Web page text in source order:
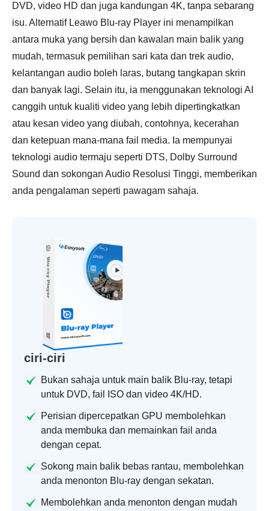
DVD, video HD dan juga kandungan 4K, tanpa sebarang
isu. Alternatif Leawo Blu-ray Player ini menampilkan
antara muka yang bersih dan kawalan main balik yang
mudah, termasuk pemilihan sari kata dan trek audio,
kelantangan audio boleh laras, butang tangkapan skrin
dan banyak lagi. Selain itu, ia menggunakan teknologi AI
canggih untuk kualiti video yang lebih dipertingkatkan
atau kesan video yang diubah, contohnya, kecerahan
dan ketepuan mana-mana fail media. Ia mempunyai
teknologi audio termaju seperti DTS, Dolby Surround
Sound dan sokongan Audio Resolusi Tinggi, memberikan
anda pengalaman seperti pawagam sahaja.
ciri-ciri
Bukan sahaja untuk main balik Blu-ray, tetapi
untuk DVD, fail ISO dan video 4K/HD.
Perisian dipercepatkan GPU membolehkan
anda membuka dan memainkan fail anda
dengan cepat.
Sokong main balik bebas rantau, membolehkan
anda menonton Blu-ray dengan sekatan.
Membolehkan anda menonton dengan mudah